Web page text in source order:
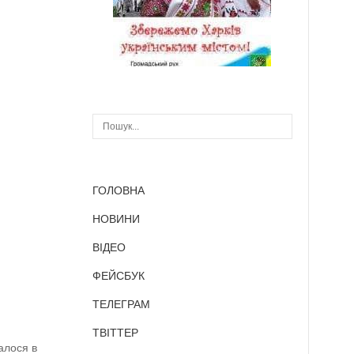
в
ГОЛОВНА
НОВИНИ
ВІДЕО
ФЕЙСБУК
ТЕЛЕГРАМ
ТВІТТЕР